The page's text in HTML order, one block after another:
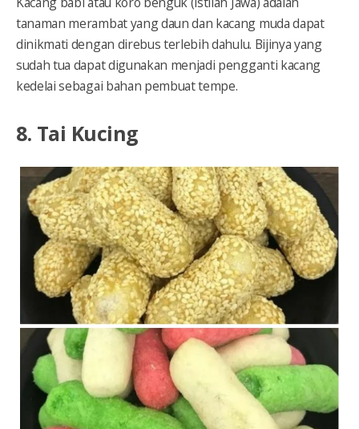
tanaman merambat yang daun dan kacang muda dapat
dinikmati dengan direbus terlebih dahulu. Bijinya yang
sudah tua dapat digunakan menjadi pengganti kacang
kedelai sebagai bahan pembuat tempe.
8. Tai Kucing